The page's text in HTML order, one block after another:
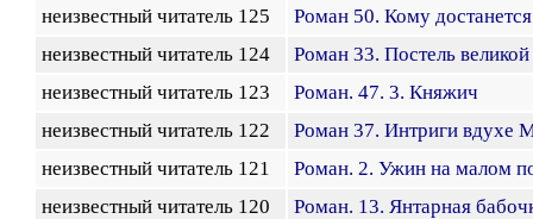
неизвестный читатель 125
Роман 50. Кому достанется
неизвестный читатель 124
Роман 33. Постель
неизвестный читатель 123
Роман. 47. 3. Княжич
неизвестный читатель 122
Роман 37. Интриги вдухе
неизвестный читатель 121
Роман. 2. Ужин на малом
неизвестный читатель 120
Роман. 13. Янтарная